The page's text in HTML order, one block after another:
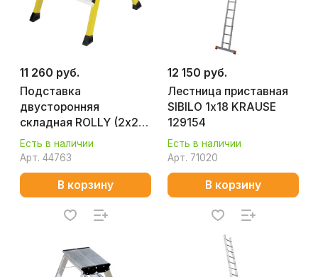
11 260 руб.
Подставка
двусторонняя
складная ROLLY (2х2,
желтая) KRAUSE
130044
Есть в наличии
Арт. 44763
В корзину
12 150 руб.
Лестница приставная
SIBILO 1х18 KRAUSE
129154
Есть в наличии
Арт. 71020
В корзину